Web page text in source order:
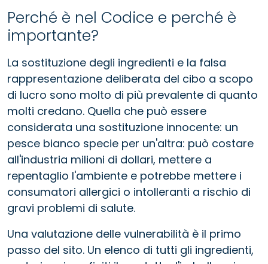
Perché è nel Codice e perché è
importante?
La sostituzione degli ingredienti e la falsa
rappresentazione deliberata del cibo a scopo
di lucro sono molto di più prevalente di quanto
molti credano. Quella che può essere
considerata una sostituzione innocente: un
pesce bianco specie per un'altra: può costare
all'industria milioni di dollari, mettere a
repentaglio l'ambiente e potrebbe mettere i
consumatori allergici o intolleranti a rischio di
gravi problemi di salute.
Una valutazione delle vulnerabilità è il primo
passo del sito. Un elenco di tutti gli ingredienti,